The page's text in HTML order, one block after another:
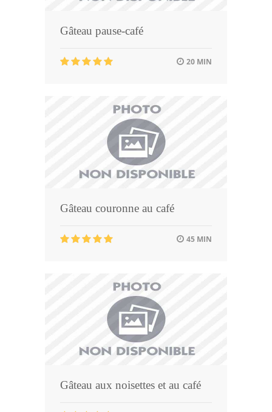
Gâteau pause-café
20 MIN
Gâteau couronne au café
45 MIN
Gâteau aux noisettes et au café